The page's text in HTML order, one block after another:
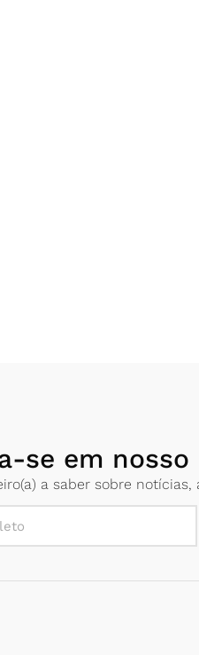
se em
a saber sobre